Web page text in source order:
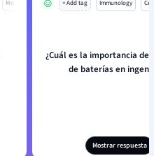
Mo + Add tag Immunology
¿Cuál es la importancia
de baterías en
Mostrar respuesta